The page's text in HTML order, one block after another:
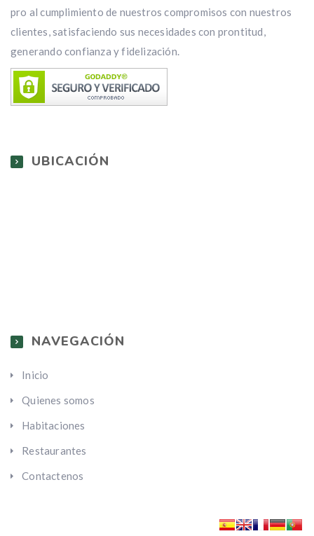
pro al cumplimiento de nuestros compromisos con nuestros
clientes, satisfaciendo sus necesidades con prontitud,
generando confianza y fidelización.
UBICACIÓN
NAVEGACIÓN
Inicio
Quienes somos
Habitaciones
Restaurantes
Contactenos